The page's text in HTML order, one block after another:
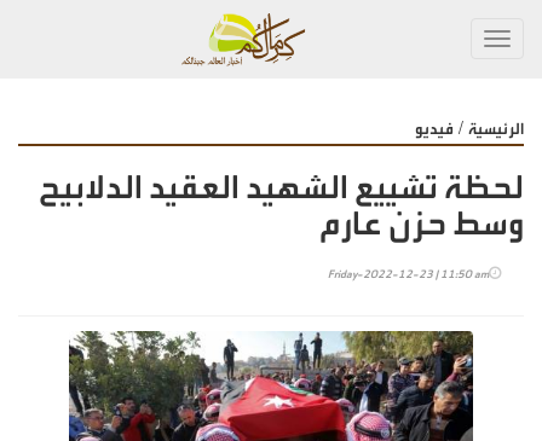
الرئيسية / فيديو
لحظة تشييع الشهيد العقيد الدلابيح
وسط حزن عارم
Friday-2022-12-23 | 11:50 am